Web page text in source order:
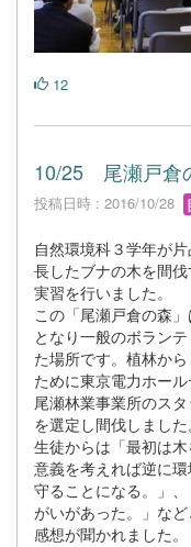
12
10/25 尾瀬戸倉
投稿日時 : 2016/10/28
自然環境科３学年が
長したブナの木を間伐
実習を行いました。
この「尾瀬戸倉の森
となり一般のボラン
た場所です。植林か
ために東京電力ホー
尾瀬林業事業所のス
を選定し間伐しました
生徒からは「最初は
意義を考えれば逆に環
守ることになる。」
がいがあった。」など
感想が聞かれました。